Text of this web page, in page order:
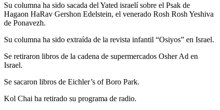
Su columna ha sido sacada del Yated israelí sobre el Psak de
Hagaon HaRav Gershon Edelstein, el venerado Rosh Rosh Yeshiva
de Ponavezh.
Su columna ha sido extraída de la revista infantil “Osiyos” en Israel.
Se retiraron libros de la cadena de supermercados Osher Ad en
Israel.
Se sacaron libros de Eichler’s of Boro Park.
Kol Chai ha retirado su programa de radio.